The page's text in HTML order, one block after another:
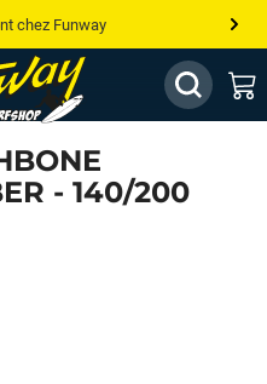
chez Funway
windsurf, wingfoil, etc...
cher ailleurs ? On s’aligne !
nous !
- 140/200